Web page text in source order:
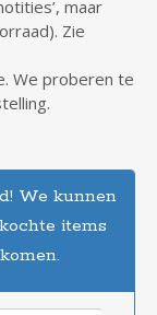
maar
Zie
We proberen te
We kunnen
items